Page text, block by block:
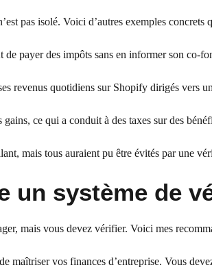
pas isolé. Voici d’autres exemples concrets
de payer des impôts sans en informer son co-
revenus quotidiens sur Shopify dirigés vers
ce qui a conduit à des taxes sur des
mais tous auraient pu être évités par une
un système de
mais vous devez vérifier. Voici mes
maîtriser vos finances d’entreprise. Vous